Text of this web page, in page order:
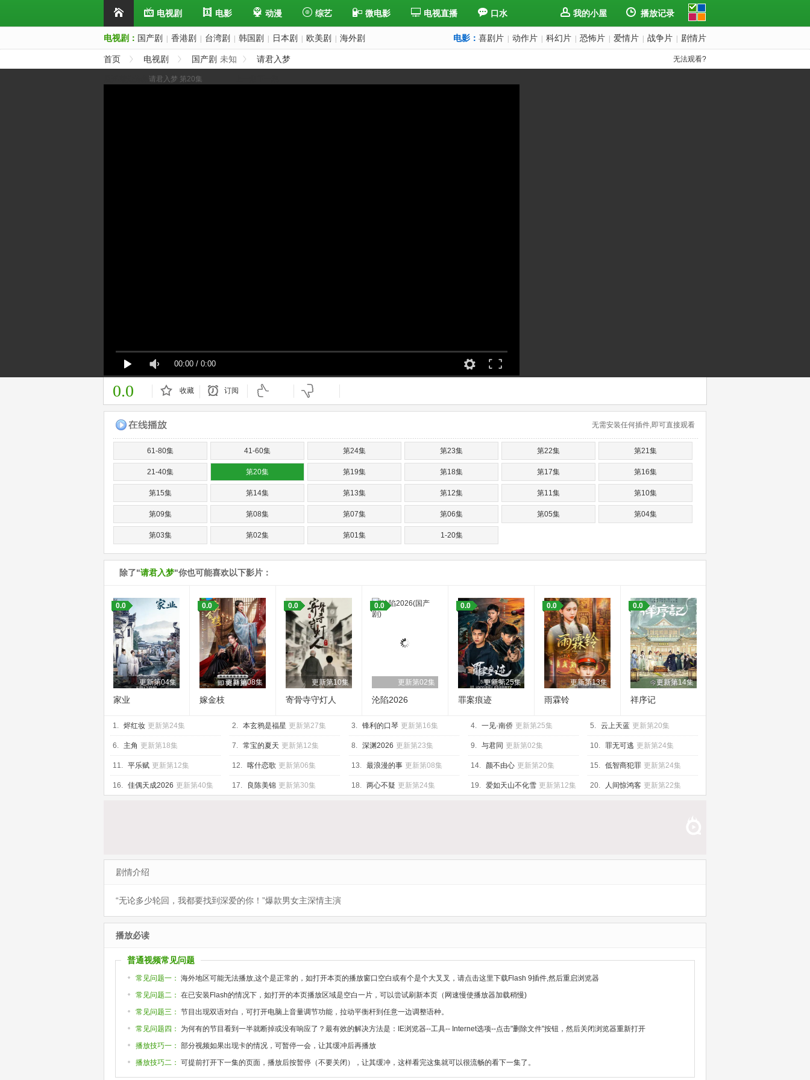
电视剧 电影 动漫 综艺 微电影 电视直播 口水 我的小屋 播放记录
电视剧： 国产剧 香港剧 台湾剧 韩国剧 日本剧 欧美剧 海外剧 电影： 喜剧片 动作片 科幻片 恐怖片 爱情片 战争片 剧情片
无法观看?
首页 电视剧 国产剧 未知 请君入梦
请君入梦 第20集
00:00 / 0:00
0.0 收藏 订阅
无需安装任何插件,即可直接观看
61-80集 41-60集 第24集 第23集 第22集 第21集
21-40集 第20集 第19集 第18集 第17集 第16集
第15集 第14集 第13集 第12集 第11集 第10集
第09集 第08集 第07集 第06集 第05集 第04集
第03集 第02集 第01集 1-20集
除了"请君入梦"你也可能喜欢以下影片：
更新第04集
0.0
家业
更新第08集
0.0
嫁金枝
更新第10集
0.0
寄骨寺守灯人
更新第02集
0.0
沦陷2026
更新第25集
0.0
罪案痕迹
更新第13集
0.0
雨霖铃
更新第14集
0.0
祥序记
1. 烬红妆 更新第24集 2. 本玄鸦是福星 更新第27集 3. 锋利的口琴 更新第16集 4. 一见·南侨 更新第25集 5. 云上天蓝 更新第20集
6. 主角 更新第18集 7. 常宝的夏天 更新第12集 8. 深渊2026 更新第23集 9. 与君同 更新第02集 10. 罪无可逃 更新第24集
11. 平乐赋 更新第12集 12. 喀什恋歌 更新第06集 13. 最浪漫的事 更新第08集 14. 颜不由心 更新第20集 15. 低智商犯罪 更新第24集
16. 佳偶天成2026 更新第40集 17. 良陈美锦 更新第30集 18. 两心不疑 更新第24集 19. 爱如天山不化雪 更新第12集 20. 人间惊鸿客 更新第22集
剧情介绍
“无论多少轮回，我都要找到深爱的你！”爆款男女主深情主演
播放必读
普通视频常见问题
常见问题一： 海外地区可能无法播放,这个是正常的，如打开本页的播放窗口空白或有个是个大叉叉，请点击这里下载Flash 9插件,然后重启浏览器
常见问题二： 在已安装Flash的情况下，如打开的本页播放区域是空白一片，可以尝试刷新本页（网速慢使播放器加载稍慢)
常见问题三： 节目出现双语对白，可打开电脑上音量调节功能，拉动平衡杆到任意一边调整语种。
常见问题四：
为何有的节目看到一半就断掉或没有响应了？最有效的解决方法是：IE浏览器--工具-- Internet选项--点击"删除文件"按钮，然后关闭浏览器重新打开
播放技巧一： 部分视频如果出现卡的情况，可暂停一会，让其缓冲后再播放
播放技巧二： 可提前打开下一集的页面，播放后按暂停（不要关闭），让其缓冲，这样看完这集就可以很流畅的看下一集了。